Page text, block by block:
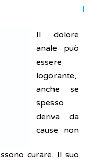
Il dolore
anale può
essere
logorante,
anche se
spesso
deriva da
cause non
curare. Il suo